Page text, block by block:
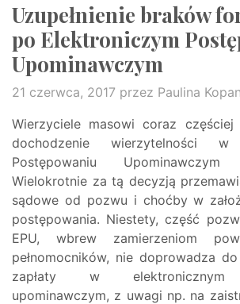
Uzupełnienie braków
po Elektroniczym
Upominawczym
21 czerwca, 2017 przez Paulina
Wierzyciele masowi coraz
dochodzenie wierzytelności w
Postępowaniu
Wielokrotnie za tą decyzją
sądowe od pozwu i choćby w
postępowania. Niestety, część
EPU, wbrew zamierzeniom
pełnomocników, nie doprowadza
zapłaty w elektronicznym
upominawczym, z uwagi np. na